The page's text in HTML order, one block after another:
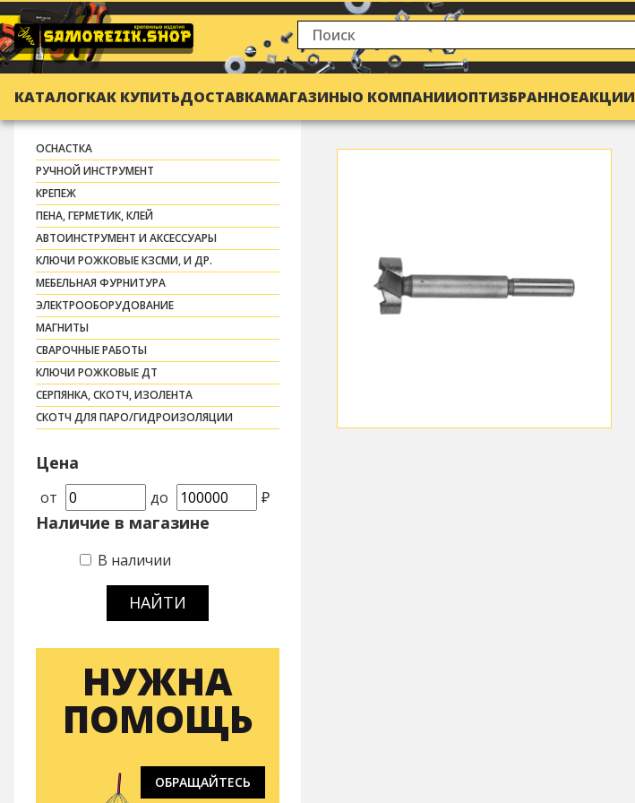
КАТАЛОГКАК КУПИТЬДОСТАВКАМАГАЗИНЫО КОМПАНИИОПТИЗБРАННОЕАКЦИИ
ОСНАСТКА
РУЧНОЙ ИНСТРУМЕНТ
КРЕПЕЖ
ПЕНА, ГЕРМЕТИК, КЛЕЙ
АВТОИНСТРУМЕНТ И АКСЕССУАРЫ
КЛЮЧИ РОЖКОВЫЕ КЗСМИ, И ДР.
МЕБЕЛЬНАЯ ФУРНИТУРА
ЭЛЕКТРООБОРУДОВАНИЕ
МАГНИТЫ
СВАРОЧНЫЕ РАБОТЫ
КЛЮЧИ РОЖКОВЫЕ ДТ
СЕРПЯНКА, СКОТЧ, ИЗОЛЕНТА
СКОТЧ ДЛЯ ПАРО/ГИДРОИЗОЛЯЦИИ
Цена
от до ₽
Наличие в магазине
В наличии
НАЙТИ
НУЖНА
ПОМОЩЬ
ОБРАЩАЙТЕСЬ